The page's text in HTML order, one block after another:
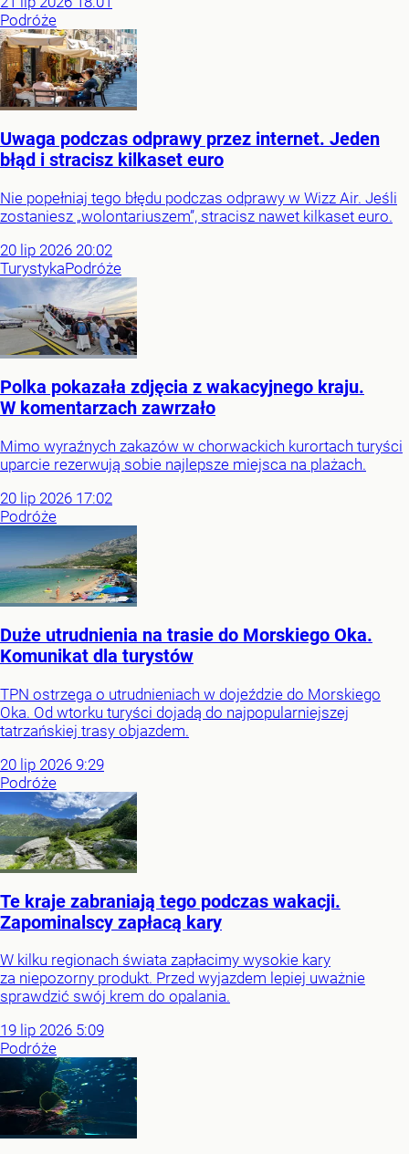
Podróże
Uwaga podczas odprawy przez internet. Jeden
błąd i stracisz kilkaset euro
Nie popełniaj tego błędu podczas odprawy w Wizz Air. Jeśli
zostaniesz „wolontariuszem”, stracisz nawet kilkaset euro.
20 lip 2026 20:02
TurystykaPodróże
Polka pokazała zdjęcia z wakacyjnego kraju.
W komentarzach zawrzało
Mimo wyraźnych zakazów w chorwackich kurortach turyści
uparcie rezerwują sobie najlepsze miejsca na plażach.
20 lip 2026 17:02
Podróże
Duże utrudnienia na trasie do Morskiego Oka.
Komunikat dla turystów
TPN ostrzega o utrudnieniach w dojeździe do Morskiego
Oka. Od wtorku turyści dojadą do najpopularniejszej
tatrzańskiej trasy objazdem.
20 lip 2026 9:29
Podróże
Te kraje zabraniają tego podczas wakacji.
Zapominalscy zapłacą kary
W kilku regionach świata zapłacimy wysokie kary
za niepozorny produkt. Przed wyjazdem lepiej uważnie
sprawdzić swój krem do opalania.
19 lip 2026 5:09
Podróże